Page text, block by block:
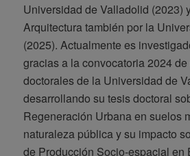
Universidad de Valladolid (2023)
Arquitectura también por la
(2025). Actualmente es
gracias a la convocatoria 2024
doctorales de la Universidad de
desarrollando su tesis doctoral
Regeneración Urbana en suelos
naturaleza pública y su impacto
de Producción Socio-espacial en